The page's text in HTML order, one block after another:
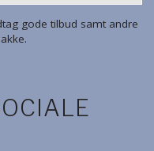
gode tilbud samt andre